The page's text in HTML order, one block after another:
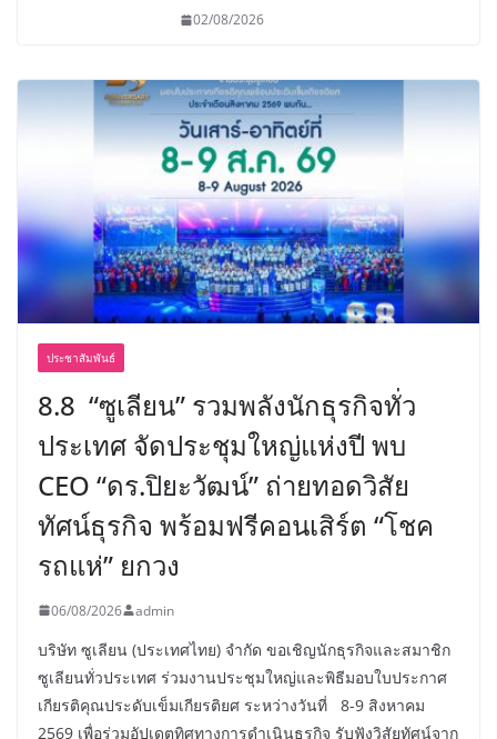
02/08/2026
ประชาสัมพันธ์
8.8 “ซูเลียน” รวมพลังนักธุรกิจทั่ว
ประเทศ จัดประชุมใหญ่แห่งปี พบ
CEO “ดร.ปิยะวัฒน์” ถ่ายทอดวิสัย
ทัศน์ธุรกิจ พร้อมฟรีคอนเสิร์ต “โชค
รถแห่” ยกวง
06/08/2026 admin
บริษัท ซูเลียน (ประเทศไทย) จำกัด ขอเชิญนักธุรกิจและสมาชิก
ซูเลียนทั่วประเทศ ร่วมงานประชุมใหญ่และพิธีมอบใบประกาศ
เกียรติคุณประดับเข็มเกียรติยศ ระหว่างวันที่ 8-9 สิงหาคม
2569 เพื่อร่วมอัปเดตทิศทางการดำเนินธุรกิจ รับฟังวิสัยทัศน์จาก